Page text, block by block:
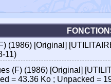
(1986) [Original]
11)
(F) (1986) [Original]
= 43.36 Ko ; Unpacked =